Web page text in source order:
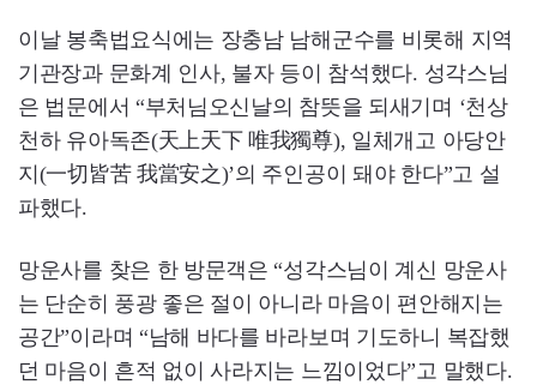
이날 봉축법요식에는 장충남 남해군수를 비롯해 지역
기관장과 문화계 인사, 불자 등이 참석했다. 성각스님
은 법문에서 “부처님오신날의 참뜻을 되새기며 ‘천상
천하 유아독존(天上天下 唯我獨尊), 일체개고 아당안
지(一切皆苦 我當安之)’의 주인공이 돼야 한다”고 설
파했다.
망운사를 찾은 한 방문객은 “성각스님이 계신 망운사
는 단순히 풍광 좋은 절이 아니라 마음이 편안해지는
공간”이라며 “남해 바다를 바라보며 기도하니 복잡했
던 마음이 흔적 없이 사라지는 느낌이었다”고 말했다.